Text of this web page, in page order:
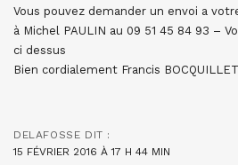
Vous pouvez demander un envoi a
à Michel PAULIN au 09 51 45 84 93 –
ci dessus
Bien cordialement Francis BOCQUILLET
DELAFOSSE DIT :
15 FÉVRIER 2016 À 17 H 44 MIN